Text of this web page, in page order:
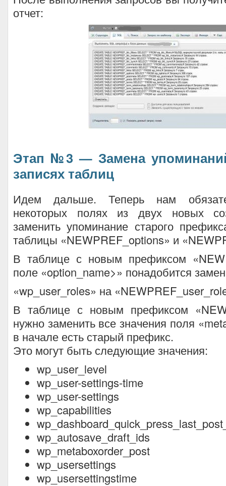
отчет:
Этап №3 — Замена
записях таблиц
Идем дальше. Теперь нам
некоторых полях из двух новых
заменить упоминание старого
таблицы «NEWPREF_options» и
В таблице с новым префиксом
поле «option_name>» понадобится
«wp_user_roles» на
В таблице с новым префиксом
нужно заменить все значения поля
в начале есть старый префикс.
Это могут быть следующие значения:
wp_user_level
wp_user-settings-time
wp_user-settings
wp_capabilities
wp_autosave_draft_ids
wp_metaboxorder_post
wp_usersettings
wp_usersettingstime